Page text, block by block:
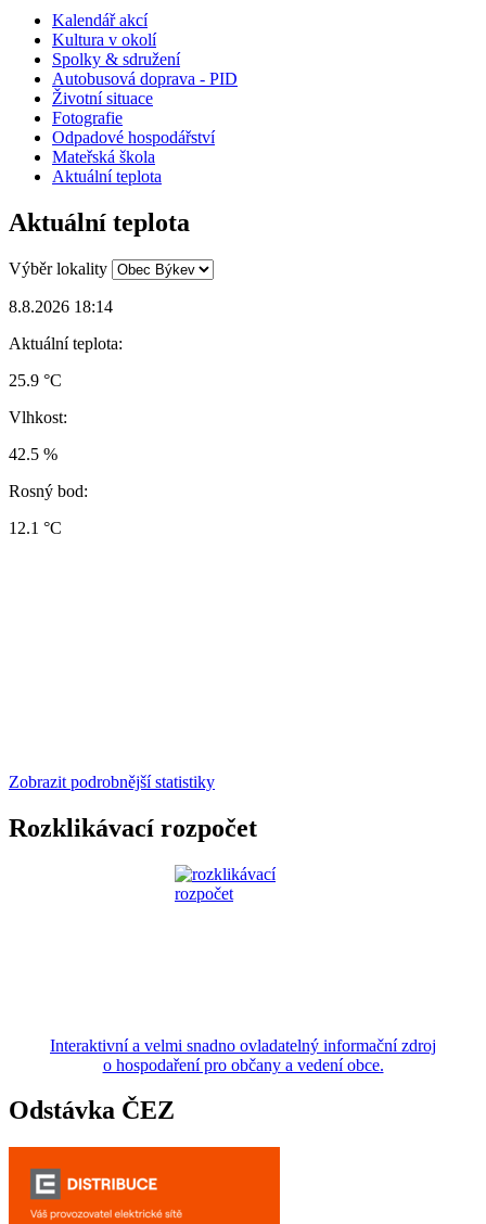
Kalendář akcí
Kultura v okolí
Spolky & sdružení
Autobusová doprava - PID
Životní situace
Fotografie
Odpadové hospodářství
Mateřská škola
Aktuální teplota
Aktuální teplota
Výběr lokality
8.8.2026 18:14
Aktuální teplota:
25.9 °C
Vlhkost:
42.5 %
Rosný bod:
12.1 °C
Zobrazit podrobnější statistiky
Rozklikávací rozpočet
Interaktivní a velmi snadno ovladatelný informační zdroj
o hospodaření pro občany a vedení obce.
Odstávka ČEZ